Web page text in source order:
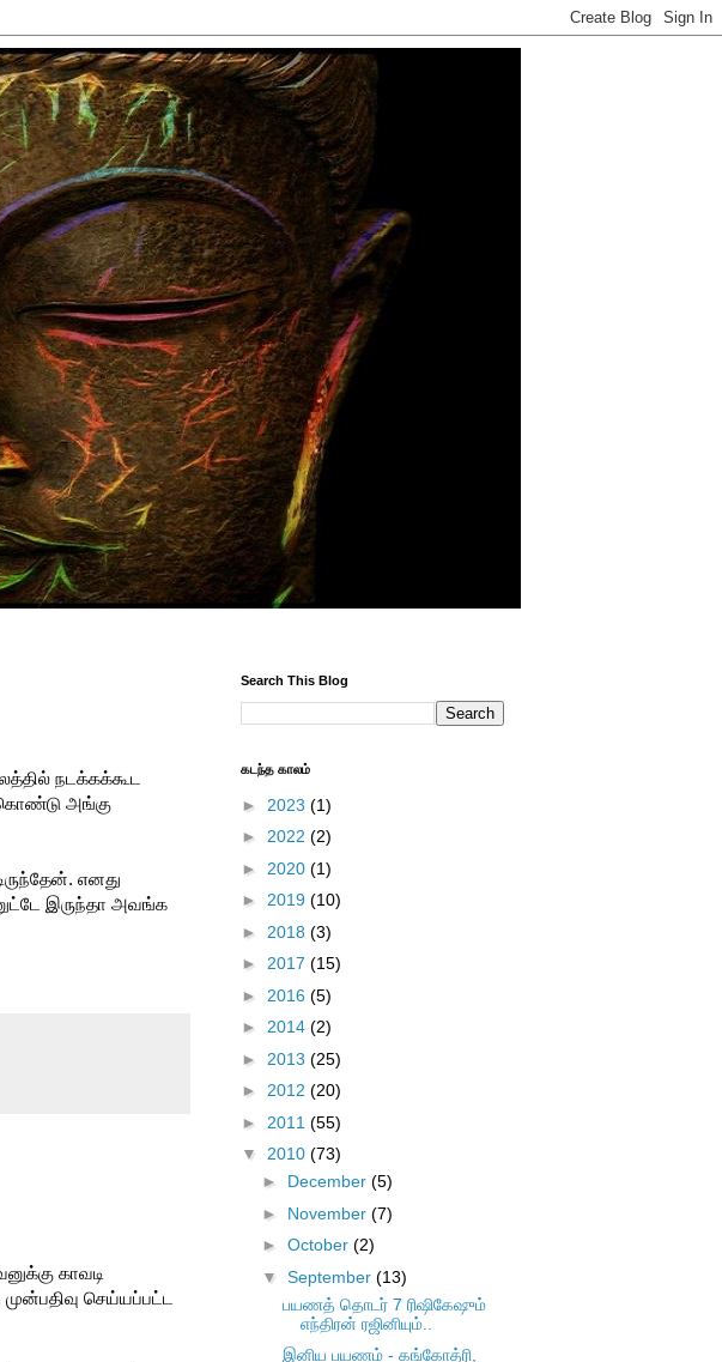
நடக்கக்கூட
கொண்டு அங்கு
எனது
இருந்தா அவங்க
காவடி
செய்யப்பட்ட
Search This Blog
கடந்த காலம்
► 2023 (1)
► 2022 (2)
► 2020 (1)
► 2019 (10)
► 2018 (3)
► 2017 (15)
► 2016 (5)
► 2014 (2)
► 2013 (25)
► 2012 (20)
► 2011 (55)
▼ 2010 (73)
► December (5)
► November (7)
► October (2)
▼ September (13)
பயணத் தொடர் 7 ரிஷிகேஷும்
எந்திரன் ரஜினியும்..
இனிய பயணம் - கங்கோத்ரி,